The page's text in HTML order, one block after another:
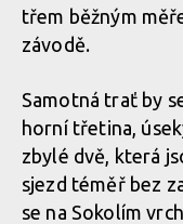
třem běžným
závodě.
Samotná trať by
horní třetina,
zbylé dvě, která
sjezd téměř bez
se na Sokolím